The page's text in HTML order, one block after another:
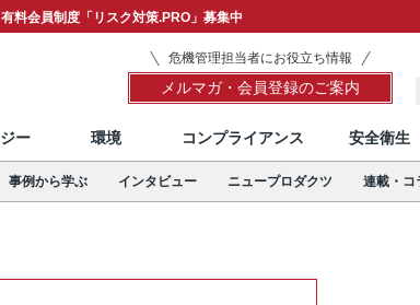
料会員制度「リスク対策.PRO」募集中
危機管理担当者にお役立ち情報
メルマガ・会員登録のご案内
ー 環境 コンプライアンス 安全衛生
事例から学ぶ インタビュー ニュープロダクツ 連載・コ